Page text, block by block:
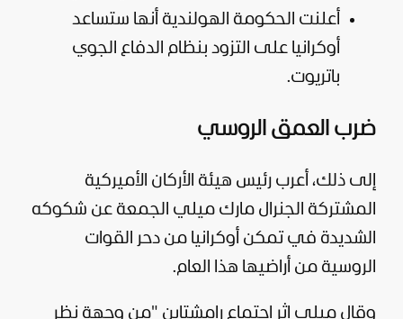
أعلنت الحكومة الهولندية أنها ستساعد
أوكرانيا على التزود بنظام الدفاع الجوي
باتريوت.
ضرب العمق الروسي
إلى ذلك، أعرب رئيس هيئة الأركان الأميركية
المشتركة الجنرال مارك ميلي الجمعة عن شكوكه
الشديدة في تمكن أوكرانيا من دحر القوات
الروسية من أراضيها هذا العام.
وقال ميلي إثر اجتماع رامشتاين "من وجهة نظر